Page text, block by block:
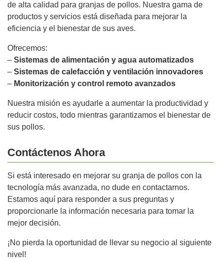
de alta calidad para granjas de pollos. Nuestra gama de
productos y servicios está diseñada para mejorar la
eficiencia y el bienestar de sus aves.
Ofrecemos:
– Sistemas de alimentación y agua automatizados
– Sistemas de calefacción y ventilación innovadores
– Monitorización y control remoto avanzados
Nuestra misión es ayudarle a aumentar la productividad y
reducir costos, todo mientras garantizamos el bienestar de
sus pollos.
Contáctenos Ahora
Si está interesado en mejorar su granja de pollos con la
tecnología más avanzada, no dude en contactarnos.
Estamos aquí para responder a sus preguntas y
proporcionarle la información necesaria para tomar la
mejor decisión.
¡No pierda la oportunidad de llevar su negocio al siguiente
nivel!